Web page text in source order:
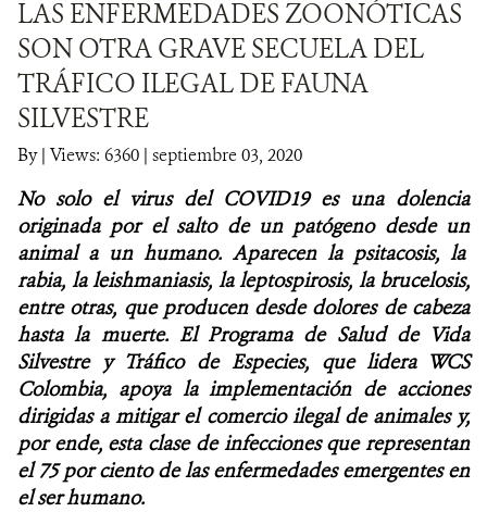
LÍNEAS DE ACCIÓN
MICROSITIOS
NOTICIAS
WCS VISUAL
PUBLICACIONES
ALIADOS Y ALIANZAS
COBERTURA EN MEDIOS DE COMUNICACIÓN
INFORME ANUAL WCS
MECANISMO DE ATENCIÓN DE QUEJAS Y RECLAMOS
LAS ENFERMEDADES ZOONÓTICAS
SON OTRA GRAVE SECUELA DEL
TRÁFICO ILEGAL DE FAUNA
SILVESTRE
By| Views: 6360 | septiembre 03, 2020
No solo el virus del COVID19 es una dolencia
originada por el salto de un patógeno desde un
animal a un humano. Aparecen la psitacosis, la
rabia, la leishmaniasis, la leptospirosis, la brucelosis,
entre otras, que producen desde dolores de cabeza
hasta la muerte. El Programa de Salud de Vida
Silvestre y Tráfico de Especies, que lidera WCS
Colombia, apoya la implementación de acciones
dirigidas a mitigar el comercio ilegal de animales y,
por ende, esta clase de infecciones que representan
el 75 por ciento de las enfermedades emergentes en
el ser humano.